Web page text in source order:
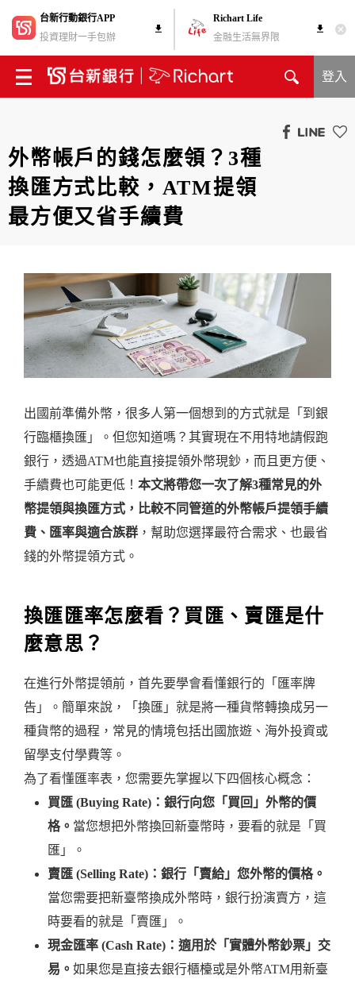
台新行動銀行APP
投資理財一手包辦
Richart Life
金融生活無界限
登入
外幣帳戶的錢怎麼領？3種
換匯方式比較，ATM提領
最方便又省手續費
出國前準備外幣，很多人第一個想到的方式就是「到銀
行臨櫃換匯」。但您知道嗎？其實現在不用特地請假跑
銀行，透過ATM也能直接提領外幣現鈔，而且更方便、
手續費也可能更低！ 本文將帶您一次了解3種常見的外
幣提領與換匯方式，比較不同管道的外幣帳戶提領手續
費、匯率與適合族群 ，幫助您選擇最符合需求、也最省
錢的外幣提領方式。
換匯匯率怎麼看？買匯、賣匯是什
麼意思？
在進行外幣提領前，首先要學會看懂銀行的「匯率牌
告」。簡單來說，「換匯」就是將一種貨幣轉換成另一
種貨幣的過程，常見的情境包括出國旅遊、海外投資或
留學支付學費等。
為了看懂匯率表，您需要先掌握以下四個核心概念：
買匯 (Buying Rate)：銀行向您「買回」外幣的價
格。 當您想把外幣換回新臺幣時，要看的就是「買
匯」。
賣匯 (Selling Rate)：銀行「賣給」您外幣的價格。
當您需要把新臺幣換成外幣時，銀行扮演賣方，這
時要看的就是「賣匯」。
現金匯率 (Cash Rate)：適用於「實體外幣鈔票」交
易。 如果您是直接去銀行櫃檯或是外幣ATM用新臺